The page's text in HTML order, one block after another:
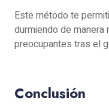
Este método te
durmiendo de
preocupantes tras el
Conclusión